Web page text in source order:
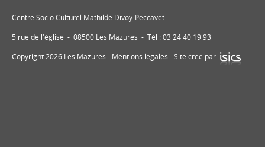
Centre Socio Culturel Mathilde Divoy-Peccavet
5 rue de l'église - 08500 Les Mazures - Tél : 03 24 40 19 93
Copyright 2026 Les Mazures - Mentions légales - Site créé par